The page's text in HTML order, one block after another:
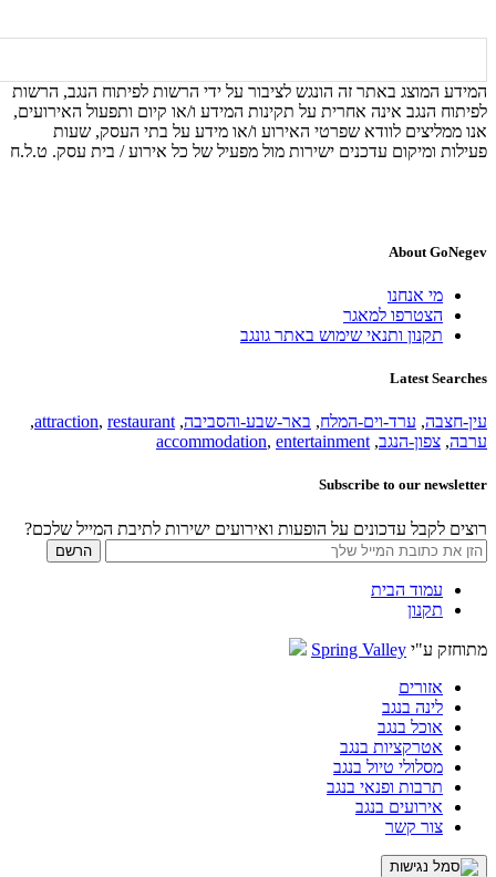
המידע המוצג באתר זה הונגש לציבור על ידי הרשות לפיתוח הנגב, הרשות
לפיתוח הנגב אינה אחרית על תקינות המידע ו/או קיום ותפעול האירועים,
אנו ממליצים לוודא שפרטי האירוע ו/או מידע על בתי העסק, שעות
פעילות ומיקום עדכנים ישירות מול מפעיל של כל אירוע / בית עסק. ט.ל.ח
About GoNegev
מי אנחנו
הצטרפו למאגר
תקנון ותנאי שימוש באתר גונגב
Latest Searches
עין-חצבה, ערד-וים-המלח, באר-שבע-והסביבה,
attraction, restaurant
,
ערבה, צפון-הנגב,
accommodation, entertainment
Subscribe to our newsletter
רוצים לקבל עדכונים על הופעות ואירועים ישירות לתיבת המייל שלכם?
עמוד הבית
תקנון
מתוחזק ע"י Spring Valley
אזורים
לינה בנגב
אוכל בנגב
אטרקציות בנגב
מסלולי טיול בנגב
תרבות ופנאי בנגב
אירועים בנגב
צור קשר